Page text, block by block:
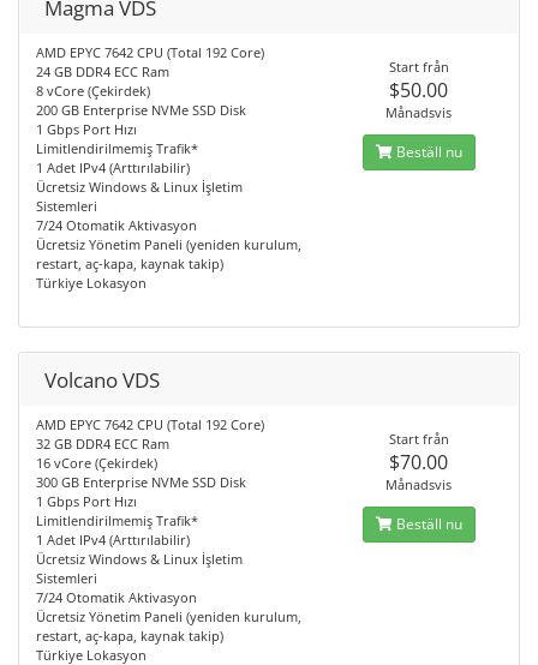
Magma VDS
AMD EPYC 7642 CPU (Total 192 Core)
24 GB DDR4 ECC Ram
8 vCore (Çekirdek)
200 GB Enterprise NVMe SSD Disk
1 Gbps Port Hızı
Limitlendirilmemiş Trafik*
1 Adet IPv4 (Arttırılabilir)
Ücretsiz Windows & Linux İşletim
Sistemleri
7/24 Otomatik Aktivasyon
Ücretsiz Yönetim Paneli (yeniden kurulum,
restart, aç-kapa, kaynak takip)
Türkiye Lokasyon
Start från
$50.00
Månadsvis
Beställ nu
Volcano VDS
AMD EPYC 7642 CPU (Total 192 Core)
32 GB DDR4 ECC Ram
16 vCore (Çekirdek)
300 GB Enterprise NVMe SSD Disk
1 Gbps Port Hızı
Limitlendirilmemiş Trafik*
1 Adet IPv4 (Arttırılabilir)
Ücretsiz Windows & Linux İşletim
Sistemleri
7/24 Otomatik Aktivasyon
Ücretsiz Yönetim Paneli (yeniden kurulum,
restart, aç-kapa, kaynak takip)
Türkiye Lokasyon
Start från
$70.00
Månadsvis
Beställ nu